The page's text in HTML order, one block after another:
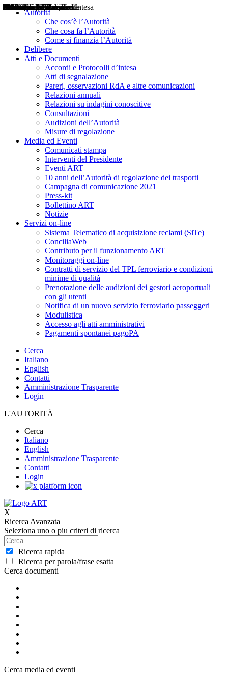
Autorità
Che cos’è l’Autorità
Che cosa fa l’Autorità
Come si finanzia l’Autorità
Delibere
Atti e Documenti
Accordi e Protocolli d’intesa
Atti di segnalazione
Pareri, osservazioni RdA e altre comunicazioni
Relazioni annuali
Relazioni su indagini conoscitive
Consultazioni
Audizioni dell’Autorità
Misure di regolazione
Media ed Eventi
Comunicati stampa
Interventi del Presidente
Eventi ART
10 anni dell’Autorità di regolazione dei trasporti
Campagna di comunicazione 2021
Press-kit
Bollettino ART
Notizie
Servizi on-line
Sistema Telematico di acquisizione reclami (SiTe)
ConciliaWeb
Contributo per il funzionamento ART
Monitoraggi on-line
Contratti di servizio del TPL ferroviario e condizioni
minime di qualità
Prenotazione delle audizioni dei gestori aeroportuali
con gli utenti
Notifica di un nuovo servizio ferroviario passeggeri
Modulistica
Accesso agli atti amministrativi
Pagamenti spontanei pagoPA
Cerca
Italiano
English
Contatti
Amministrazione Trasparente
Login
L'AUTORITÀ
Cerca
Italiano
English
Amministrazione Trasparente
Contatti
Login
X
Ricerca Avanzata
Seleziona uno o piu criteri di ricerca
Ricerca rapida
Ricerca per parola/frase esatta
Cerca documenti
Delibere
Pareri
Consultazioni
Audizioni
Atti di Segnalazione
Accordi e Protocolli d'Intesa
Relazioni annuali
Misure di regolazione
Cerca media ed eventi
Notizie
Comunicati Stampa
Bollettini ART
Convegni ART
Interviste del Presidente
Articoli in primo piano
Interventi del Presidente
2004
2005
2010
2013
2014
2015
2016
2017
2018
2019
202
2020
2021
2022
2023
2024
2025
2026
Aereo
Marittimo
Terrestre